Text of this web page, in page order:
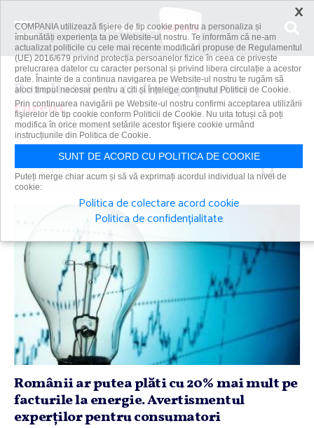
Rezultatele 1 - 12 din 140 pentru
curent
Caută
Românii ar putea plăti cu 20% mai mult pe
facturile la energie. Avertismentul
experţilor pentru consumatori
×
COMPANIA utilizează fişiere de tip cookie pentru a personaliza și
îmbunătăți experiența ta pe Website-ul nostru. Te informăm că ne-am
actualizat politicile cu cele mai recente modificări propuse de Regulamentul
(UE) 2016/679 privind protecția persoanelor fizice în ceea ce privește
prelucrarea datelor cu caracter personal și privind libera circulație a acestor
date. Înainte de a continua navigarea pe Website-ul nostru te rugăm să
aloci timpul necesar pentru a citi și înțelege conținutul Politicii de Cookie.
Prin continuarea navigării pe Website-ul nostru confirmi acceptarea utilizării
fişierelor de tip cookie conform Politicii de Cookie. Nu uita totuși că poți
modifica în orice moment setările acestor fişiere cookie urmând
instrucțiunile din Politica de Cookie.
SUNT DE ACORD CU POLITICA DE COOKIE
Puteți merge chiar acum și să vă exprimați acordul individual la nivel de
cookie:
Politica de colectare acord cookie
Politica de confidențialitate